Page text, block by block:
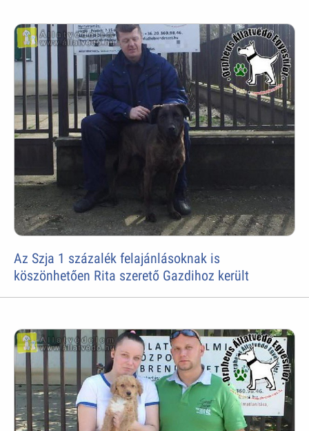
Az Szja 1 százalék felajánlásoknak is
köszönhetően Rita szerető Gazdihoz került